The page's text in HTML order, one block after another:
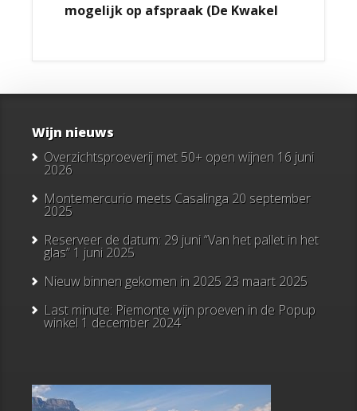
mogelijk op afspraak (De Kwakel
Wijn nieuws
Overzichtsproeverij met 50+ open wijnen 16 juni
2026
Montemercurio meets Casalinga 20 september
2025
Reserveer de datum: 29 juni “Van het pallet in het
glas” 1 juni 2025
Nieuw binnen gekomen in 2025 23 maart 2025
Last minute: Piemonte wijn proeven in de Popup
winkel 1 december 2024